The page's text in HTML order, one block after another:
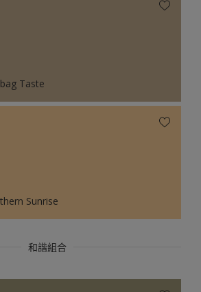
Taste
Sunrise
和諧組合